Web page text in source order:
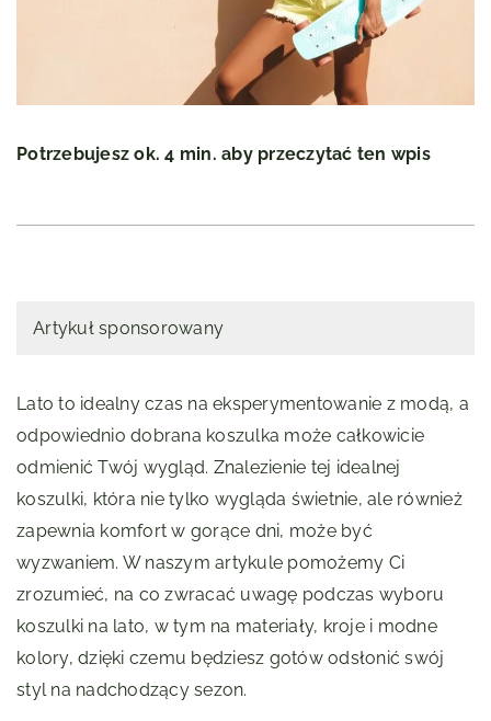
Potrzebujesz ok. 4 min. aby przeczytać ten wpis
Artykuł sponsorowany
Lato to idealny czas na eksperymentowanie z modą, a
odpowiednio dobrana koszulka może całkowicie
odmienić Twój wygląd. Znalezienie tej idealnej
koszulki, która nie tylko wygląda świetnie, ale również
zapewnia komfort w gorące dni, może być
wyzwaniem. W naszym artykule pomożemy Ci
zrozumieć, na co zwracać uwagę podczas wyboru
koszulki na lato, w tym na materiały, kroje i modne
kolory, dzięki czemu będziesz gotów odsłonić swój
styl na nadchodzący sezon.